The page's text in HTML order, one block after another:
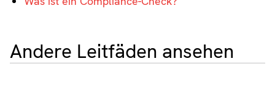
Andere Leitfäden ansehen